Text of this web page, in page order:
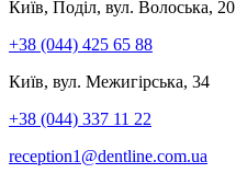
Київ, Поділ, вул. Волоська, 20
+38 (044) 425 65 88
Київ, вул. Межигірська, 34
+38 (044) 337 11 22
reception1@dentline.com.ua